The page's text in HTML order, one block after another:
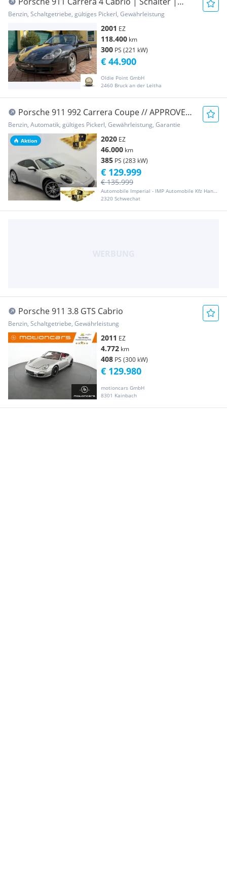
Hardtop | Cup...
Benzin, Schaltgetriebe, gültiges Pickerl, Gewährleistung
2001 EZ
118.400 km
300 PS (221 kW)
Oldie Point GmbH
2460 Bruck an der Leitha
€ 44.900
Aktion
Porsche 911 992 Carrera Coupe // APPROVED
// 360° KAME...
Benzin, Automatik, gültiges Pickerl, Gewährleistung, Garantie
2020 EZ
46.000 km
385 PS (283 kW)
Automobile Imperial - IMP Automobile Kfz HandelsgmbH
2320 Schwechat
€ 135.999
€ 129.999
Porsche 911 3.8 GTS Cabrio
Benzin, Schaltgetriebe, Gewährleistung
2011 EZ
4.772 km
408 PS (300 kW)
motioncars GmbH
8301 Kainbach
€ 129.980